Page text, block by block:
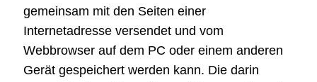
gemeinsam mit den Seiten einer
Internetadresse versendet und vom
Webbrowser auf dem PC oder einem anderen
Gerät gespeichert werden kann. Die darin